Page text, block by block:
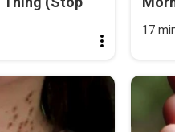
17